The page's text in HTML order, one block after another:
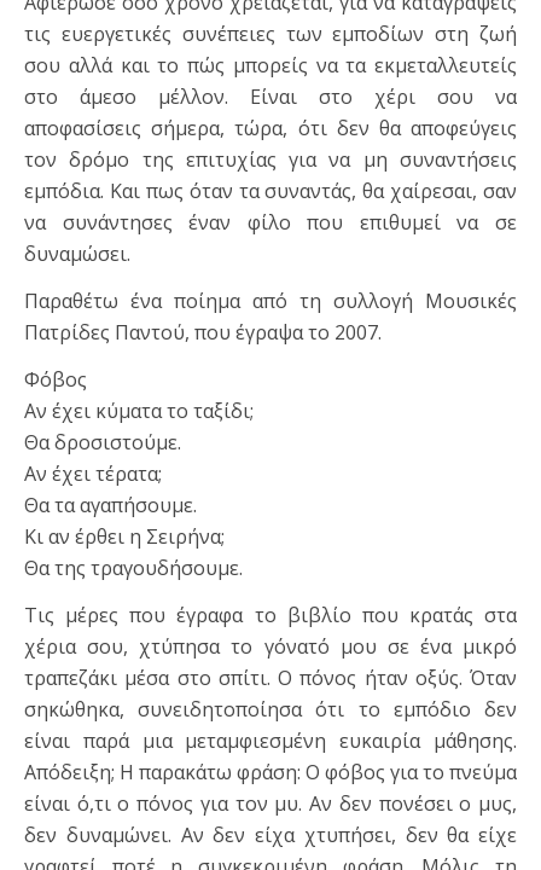
τις ευεργετικές συνέπειες των εμποδίων στη ζωή
σου αλλά και το πώς μπορείς να τα εκμεταλλευτείς
στο άμεσο μέλλον. Είναι στο χέρι σου να
αποφασίσεις σήμερα, τώρα, ότι δεν θα αποφεύγεις
τον δρόμο της επιτυχίας για να μη συναντήσεις
εμπόδια. Και πως όταν τα συναντάς, θα χαίρεσαι, σαν
να συνάντησες έναν φίλο που επιθυμεί να σε
δυναμώσει.
Παραθέτω ένα ποίημα από τη συλλογή Μουσικές
Πατρίδες Παντού, που έγραψα το 2007.
Φόβος
Αν έχει κύματα το ταξίδι;
Θα δροσιστούμε.
Αν έχει τέρατα;
Θα τα αγαπήσουμε.
Κι αν έρθει η Σειρήνα;
Θα της τραγουδήσουμε.
Τις μέρες που έγραφα το βιβλίο που κρατάς στα
χέρια σου, χτύπησα το γόνατό μου σε ένα μικρό
τραπεζάκι μέσα στο σπίτι. Ο πόνος ήταν οξύς. Όταν
σηκώθηκα, συνειδητοποίησα ότι το εμπόδιο δεν
είναι παρά μια μεταμφιεσμένη ευκαιρία μάθησης.
Απόδειξη; Η παρακάτω φράση: Ο φόβος για το πνεύμα
είναι ό,τι ο πόνος για τον μυ. Αν δεν πονέσει ο μυς,
δεν δυναμώνει. Αν δεν είχα χτυπήσει, δεν θα είχε